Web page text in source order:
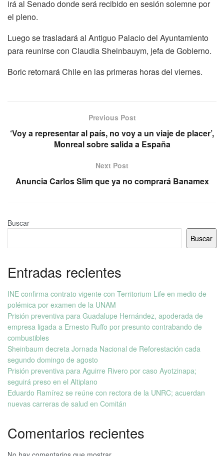
irá al Senado donde será recibido en sesión solemne por
el pleno.
Luego se trasladará al Antiguo Palacio del Ayuntamiento
para reunirse con Claudia Sheinbauym, jefa de Gobierno.
Boric retornará Chile en las primeras horas del viernes.
Previous Post
‘Voy a representar al país, no voy a un viaje de placer’,
Monreal sobre salida a España
Next Post
Anuncia Carlos Slim que ya no comprará Banamex
Buscar
Buscar
Entradas recientes
INE confirma contrato vigente con Territorium Life en medio de
polémica por examen de la UNAM
Prisión preventiva para Guadalupe Hernández, apoderada de
empresa ligada a Ernesto Ruffo por presunto contrabando de
combustibles
Sheinbaum decreta Jornada Nacional de Reforestación cada
segundo domingo de agosto
Prisión preventiva para Aguirre Rivero por caso Ayotzinapa;
seguirá preso en el Altiplano
Eduardo Ramírez se reúne con rectora de la UNRC; acuerdan
nuevas carreras de salud en Comitán
Comentarios recientes